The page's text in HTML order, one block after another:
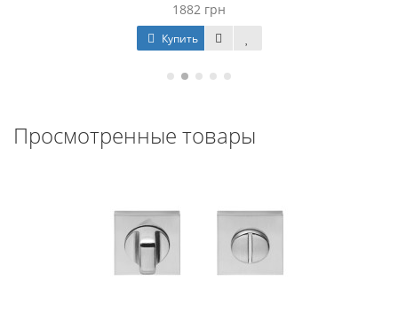
1882 грн
Купить
Просмотренные товары